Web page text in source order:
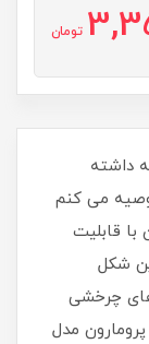
تومان
داشته
می کنم
قابلیت
شکل
چرخشی
مدل